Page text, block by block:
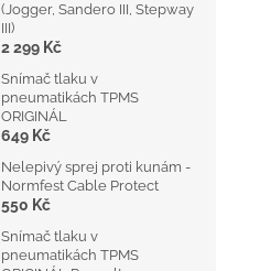
(Jogger, Sandero III, Stepway
III)
2 299 Kč
Snímač tlaku v
pneumatikách TPMS
ORIGINÁL
649 Kč
Nelepivý sprej proti kunám -
Normfest Cable Protect
550 Kč
Snímač tlaku v
pneumatikách TPMS